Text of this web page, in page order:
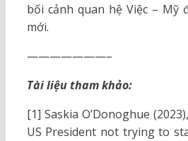
bối cảnh quan hệ Việc – Mỹ
mới.
———————–
Tài liệu tham khảo:
[1] Saskia O’Donoghue
US President not trying to